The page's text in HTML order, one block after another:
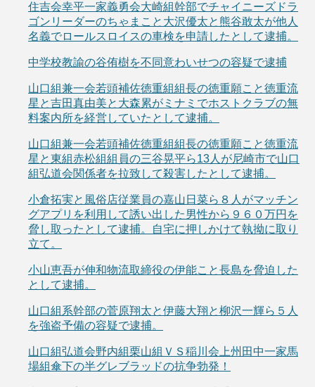
住吉会幸平一家義勇会大崎組幹部でチャイニーズドラ
ゴンリーダーのちゃまこと大沢優太と熊谷敢太が他人
名義でロールスロイスの車検を申請したとして逮捕。
中学校教諭の谷侑樹を不同意わいせつの容疑で逮捕
山口組兼一会若頭補佐徳重組組長の徳重願こと徳重流
星と吉田真由美と大森累がミナミでホストクラブの無
料案内所を経営していたとして逮捕。
山口組兼一会若頭補佐徳重組組長の徳重願こと徳重流
星と東組赤松組組員の三谷晃平ら13人が尼崎市で山口
組弘道会関係者を拉致して殺害したとして逮捕。
小倉拓実と風俗店従業員の嘉山日菜ら８人がマッチン
グアプリを利用して誘い出した男性から９６０万円を
脅し取ったとして逮捕。自宅に押しかけて執拗に取り
立て。
小山恵吾が伸和物流取締役の伊能こと長島を脅迫した
として逮捕。
山口組系幹部の菅原翔太と伊藤大翔と柳沢一輝ら５人
を強盗予備の容疑で逮捕。
山口組弘道会野内組栗山組ＶＳ稲川会上州田中一家馬
場組傘下の半グレブラッドの抗争勃発！